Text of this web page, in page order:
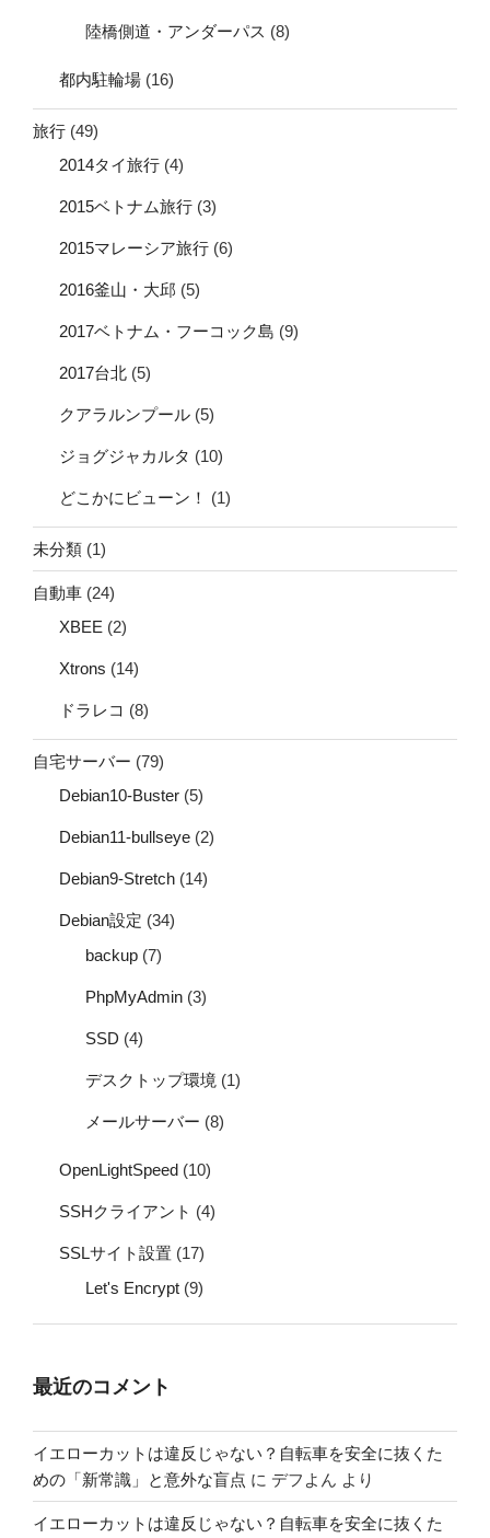
陸橋側道・アンダーパス (8)
都内駐輪場 (16)
旅行 (49)
2014タイ旅行 (4)
2015ベトナム旅行 (3)
2015マレーシア旅行 (6)
2016釜山・大邱 (5)
2017ベトナム・フーコック島 (9)
2017台北 (5)
クアラルンプール (5)
ジョグジャカルタ (10)
どこかにビューン！ (1)
未分類 (1)
自動車 (24)
XBEE (2)
Xtrons (14)
ドラレコ (8)
自宅サーバー (79)
Debian10-Buster (5)
Debian11-bullseye (2)
Debian9-Stretch (14)
Debian設定 (34)
backup (7)
PhpMyAdmin (3)
SSD (4)
デスクトップ環境 (1)
メールサーバー (8)
OpenLightSpeed (10)
SSHクライアント (4)
SSLサイト設置 (17)
Let's Encrypt (9)
最近のコメント
イエローカットは違反じゃない？自転車を安全に抜くた
めの「新常識」と意外な盲点 に デフよん より
イエローカットは違反じゃない？自転車を安全に抜くた